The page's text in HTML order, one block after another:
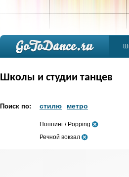
Школы и студии танцев
Поиск по: стилю метро
Поппинг / Popping
Речной вокзал